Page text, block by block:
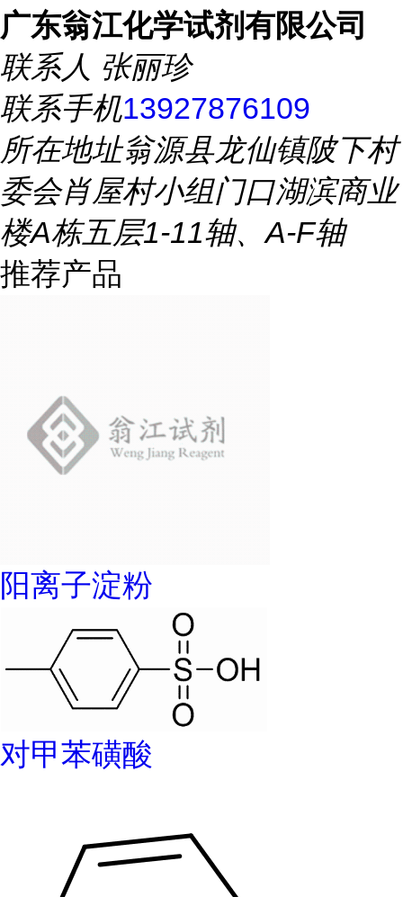
广东翁江化学试剂有限公司
联系人 张丽珍
联系手机13927876109
所在地址翁源县龙仙镇陂下村
委会肖屋村小组门口湖滨商业
楼A栋五层1-11轴、A-F轴
推荐产品
阳离子淀粉
对甲苯磺酸